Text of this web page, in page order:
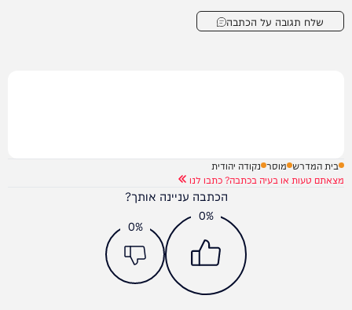
שלח תגובה על הכתבה
בית המדרש מוסר נקודה יהודית
מצאתם טעות או בעיה בכתבה? כתבו לנו
הכתבה עניינה אותך?
0%
0%